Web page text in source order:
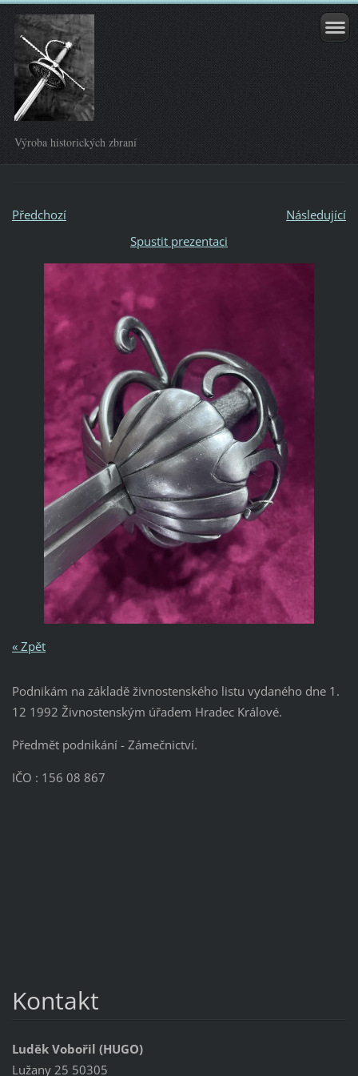
Výroba historických zbraní
Předchozí
Následující
Spustit prezentaci
« Zpět
Podnikám na základě živnostenského listu vydaného dne 1.
12 1992 Živnostenským úřadem Hradec Králové.
Předmět podnikání - Zámečnictví.
IČO : 156 08 867
Kontakt
Luděk Vobořil (HUGO)
Lužany 25 50305